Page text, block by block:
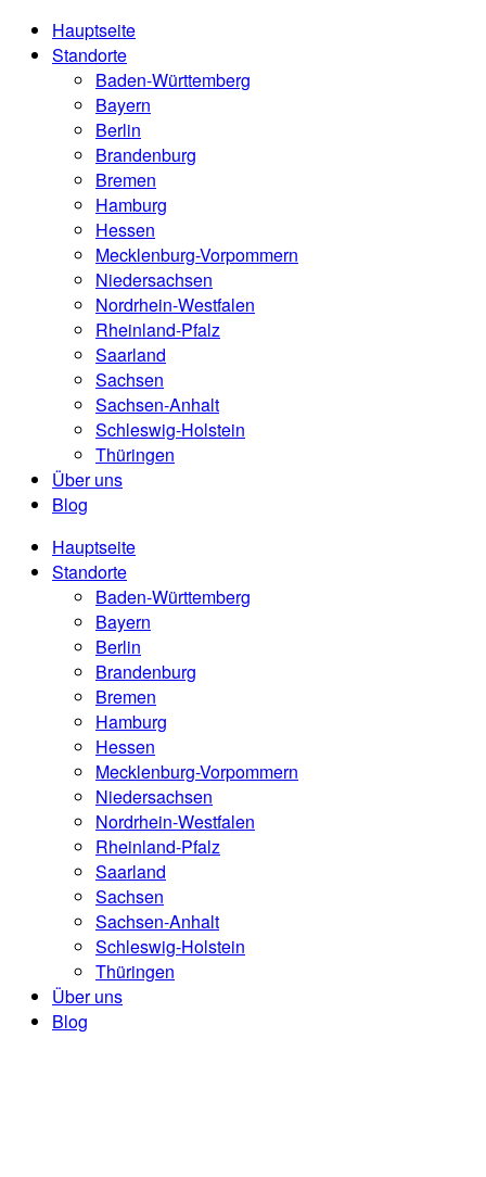
Hauptseite
Standorte
Baden-Württemberg
Bayern
Berlin
Brandenburg
Bremen
Hamburg
Hessen
Mecklenburg-Vorpommern
Niedersachsen
Nordrhein-Westfalen
Rheinland-Pfalz
Saarland
Sachsen
Sachsen-Anhalt
Schleswig-Holstein
Thüringen
Über uns
Blog
Hauptseite
Standorte
Baden-Württemberg
Bayern
Berlin
Brandenburg
Bremen
Hamburg
Hessen
Mecklenburg-Vorpommern
Niedersachsen
Nordrhein-Westfalen
Rheinland-Pfalz
Saarland
Sachsen
Sachsen-Anhalt
Schleswig-Holstein
Thüringen
Über uns
Blog